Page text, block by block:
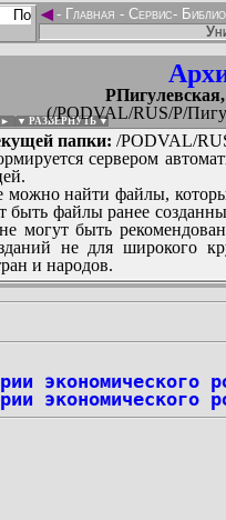
◄- Главная - Сервис-
(/PODVAL/RUS/P/
► ▼ РАЗВЕРНУТЬ ▼
папки: /PODVAL/
сервером
найти файлы,
быть файлы ранее
не могут быть
не для широкого
и народов.
экономического
экономического